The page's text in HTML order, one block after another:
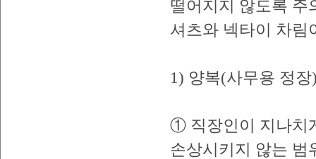
떨어지지 않도록 주
셔츠와 넥타이 차림
1) 양복(사무용 정장
① 직장인이 지나치
손상시키지 않는 범